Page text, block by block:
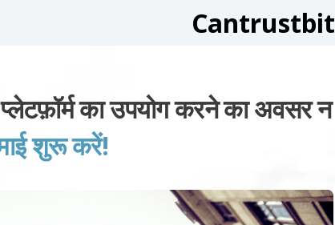
Cantrustbit
का उपयोग करने का अवसर न
शुरू करें!